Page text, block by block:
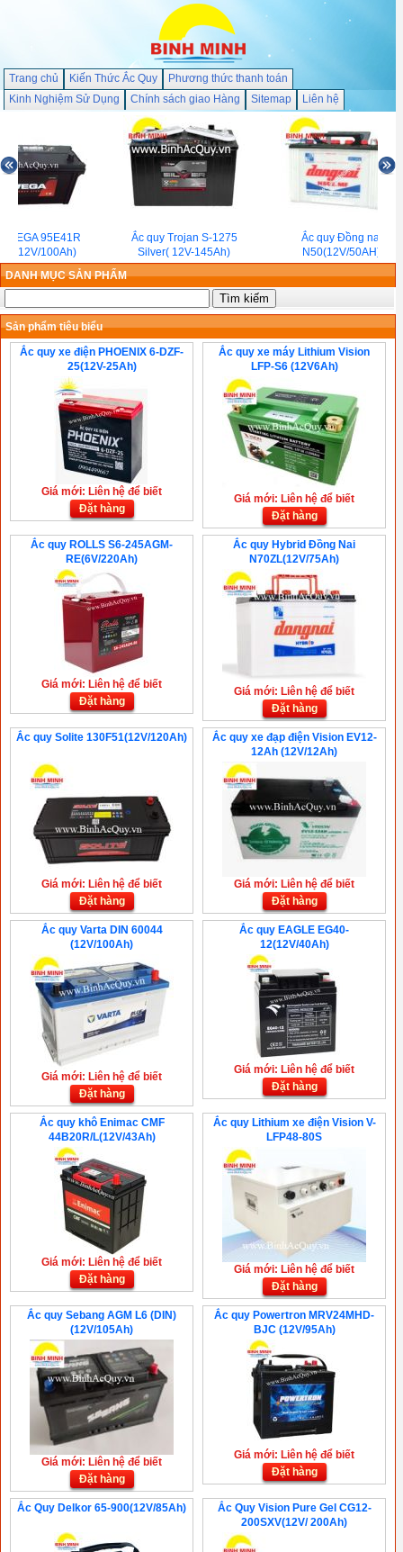
Trang chủ Kiến Thức Ắc Quy
Phương thức thanh toán
Kinh Nghiệm Sử Dụng
Chính sách giao Hàng Sitemap Liên hệ
VEGA 95E41R
12V/100Ah)
Ắc quy Trojan S-1275
Silver( 12V-145Ah)
Ắc quy Đồng nai
N50(12V/50AH)
DANH MỤC SẢN PHẨM
Sản phẩm tiêu biểu
Ắc quy xe điện PHOENIX 6-DZF-
25(12V-25Ah)
Giá mới: Liên hệ để biết
Đặt hàng
Ắc quy xe máy Lithium Vision
LFP-S6 (12V6Ah)
Giá mới: Liên hệ để biết
Đặt hàng
Ắc quy ROLLS S6-245AGM-
RE(6V/220Ah)
Giá mới: Liên hệ để biết
Đặt hàng
Ắc quy Hybrid Đồng Nai
N70ZL(12V/75Ah)
Giá mới: Liên hệ để biết
Đặt hàng
Ắc quy Solite 130F51(12V/120Ah)
Giá mới: Liên hệ để biết
Đặt hàng
Ắc quy xe đạp điện Vision EV12-
12Ah (12V/12Ah)
Giá mới: Liên hệ để biết
Đặt hàng
Ắc quy Varta DIN 60044
(12V/100Ah)
Giá mới: Liên hệ để biết
Đặt hàng
Ắc quy EAGLE EG40-
12(12V/40Ah)
Giá mới: Liên hệ để biết
Đặt hàng
Ắc quy khô Enimac CMF
44B20R/L(12V/43Ah)
Giá mới: Liên hệ để biết
Đặt hàng
Ắc quy Lithium xe điện Vision V-
LFP48-80S
Giá mới: Liên hệ để biết
Đặt hàng
Ắc quy Sebang AGM L6 (DIN)
(12V/105Ah)
Giá mới: Liên hệ để biết
Đặt hàng
Ắc quy Powertron MRV24MHD-
BJC (12V/95Ah)
Giá mới: Liên hệ để biết
Đặt hàng
Ắc Quy Delkor 65-900(12V/85Ah)
Ắc Quy Vision Pure Gel CG12-
200SXV(12V/ 200Ah)